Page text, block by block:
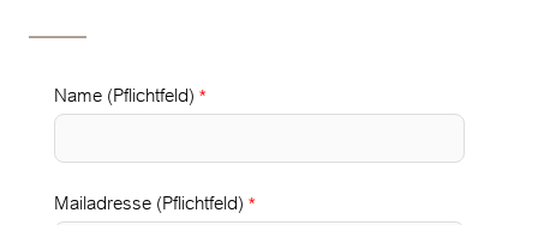
Name (Pflichtfeld) *
Mailadresse (Pflichtfeld) *